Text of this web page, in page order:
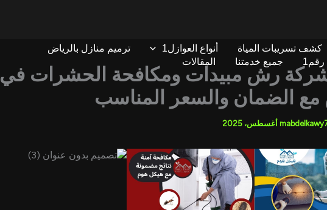
كشف تسريبات المياة أنواع العوازل1
ترميم منازل بالرياض
جميع خدمتنا المقالات
رش مبيدات ومكافحة الحشرات في
مع الضمان والسعر المناسب